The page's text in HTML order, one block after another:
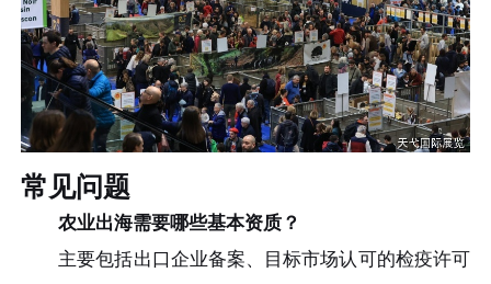
常见问题
农业出海需要哪些基本资质？
主要包括出口企业备案、目标市场认可的检疫许可